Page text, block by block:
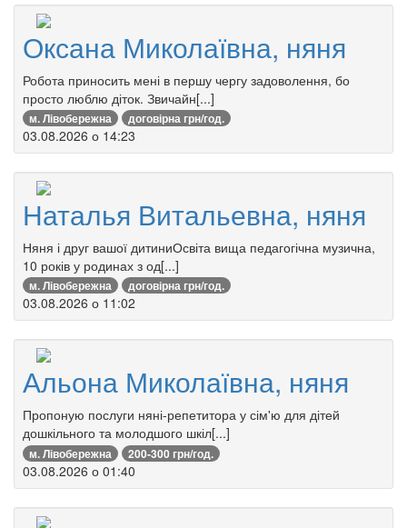
Оксана Миколаївна, няня
Робота приносить мені в першу чергу задоволення, бо
просто люблю діток. Звичайн[...]
м. Лівобережна договірна грн/год.
03.08.2026 о 14:23
Наталья Витальевна, няня
Няня і друг вашої дитиниОсвіта вища педагогічна музична,
10 років у родинах з од[...]
м. Лівобережна договірна грн/год.
03.08.2026 о 11:02
Альона Миколаївна, няня
Пропоную послуги няні-репетитора у сім'ю для дітей
дошкільного та молодшого шкіл[...]
м. Лівобережна 200-300 грн/год.
03.08.2026 о 01:40